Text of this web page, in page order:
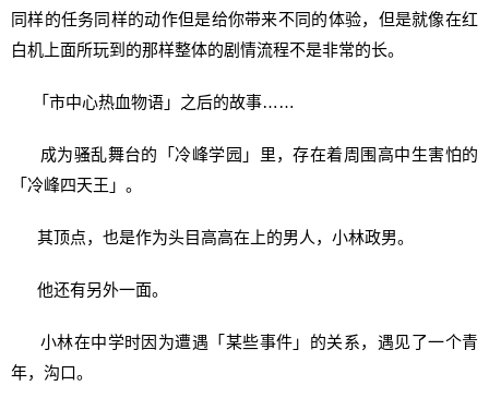
同样的任务同样的动作但是给你带来不同的体验，但是就像在红
白机上面所玩到的那样整体的剧情流程不是非常的长。
「市中心热血物语」之后的故事……
成为骚乱舞台的「冷峰学园」里，存在着周围高中生害怕的
「冷峰四天王」。
其顶点，也是作为头目高高在上的男人，小林政男。
他还有另外一面。
小林在中学时因为遭遇「某些事件」的关系，遇见了一个青
年，沟口。